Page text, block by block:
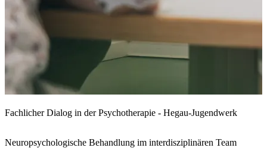
Fachlicher Dialog in der Psychotherapie - Hegau-Jugendwerk
Neuropsychologische Behandlung im interdisziplinären Team